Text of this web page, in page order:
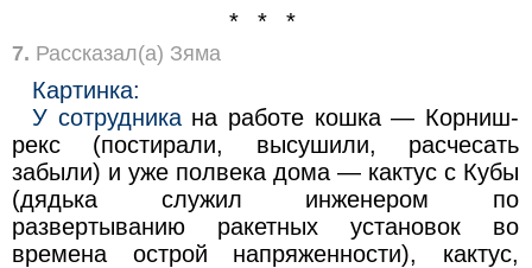
* * *
7. Рассказал(а) Зяма
Картинка:
У сотрудникана работе кошка — Корниш-
рекс (постирали, высушили, расчесать
забыли) и уже полвека дома — кактус с Кубы
(дядька служил инженером по
развертыванию ракетных установок во
времена острой напряженности), кактус,